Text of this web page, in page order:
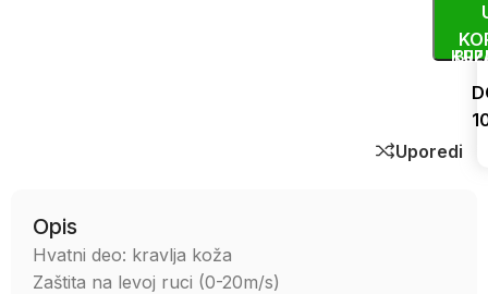
Uporedi
Opis
Hvatni deo: kravlja koža
Zaštita na levoj ruci (0-20m/s)